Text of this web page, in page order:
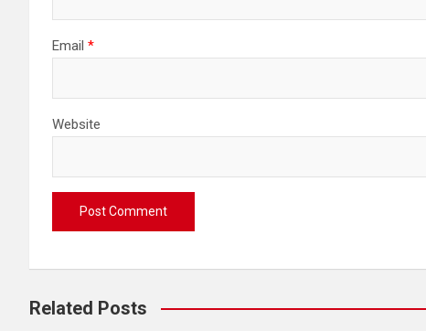
Email *
Website
Related Posts